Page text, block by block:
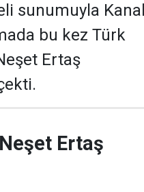
sunumuyla Kanal
bu kez Türk
Ertaş
Ertaş